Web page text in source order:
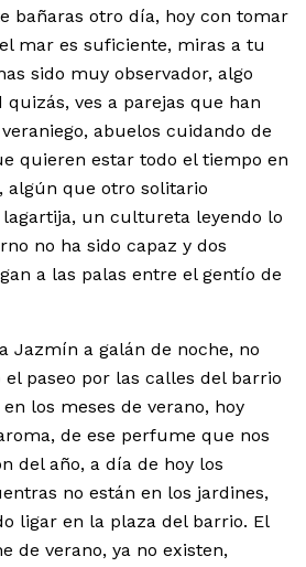
bañaras otro día, hoy con tomar
mar es suficiente, miras a tu
sido muy observador, algo
ves a parejas que han
abuelos cuidando de
quieren estar todo el tiempo en
algún que otro solitario
un cultureta leyendo lo
no ha sido capaz y dos
a las palas entre el gentío de
Jazmín a galán de noche, no
paseo por las calles del barrio
los meses de verano, hoy
de ese perfume que nos
del año, a día de hoy los
no están en los jardines,
ligar en la plaza del barrio. El
de verano, ya no existen,